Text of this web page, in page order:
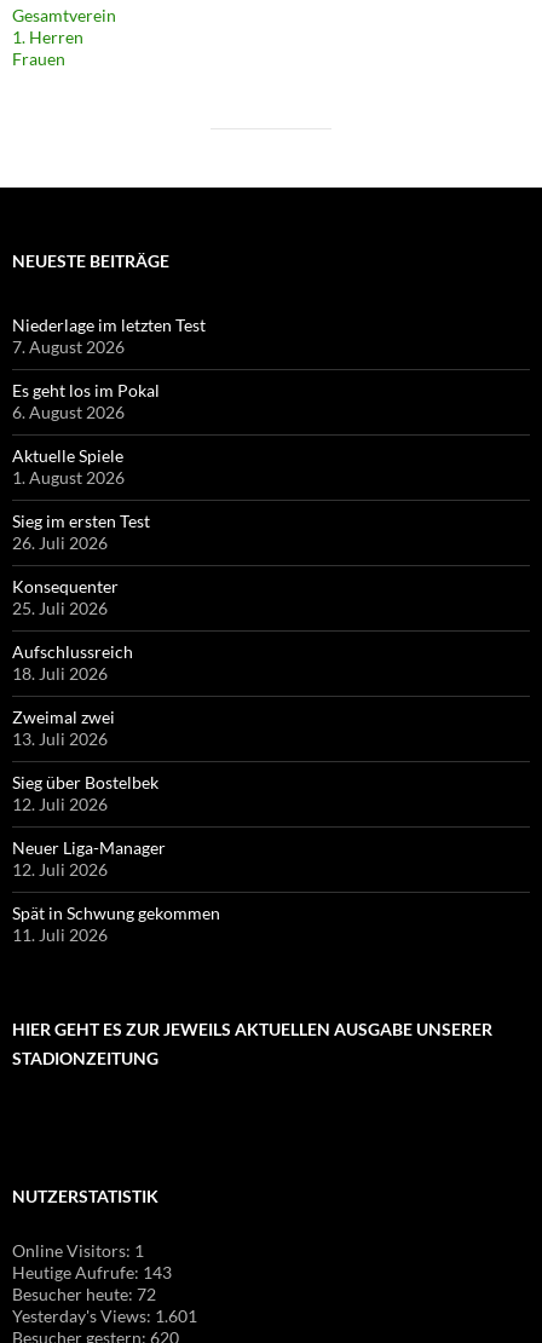
Gesamtverein
1. Herren
Frauen
NEUESTE BEITRÄGE
Niederlage im letzten Test
7. August 2026
Es geht los im Pokal
6. August 2026
Aktuelle Spiele
1. August 2026
Sieg im ersten Test
26. Juli 2026
Konsequenter
25. Juli 2026
Aufschlussreich
18. Juli 2026
Zweimal zwei
13. Juli 2026
Sieg über Bostelbek
12. Juli 2026
Neuer Liga-Manager
12. Juli 2026
Spät in Schwung gekommen
11. Juli 2026
HIER GEHT ES ZUR JEWEILS AKTUELLEN AUSGABE UNSERER
STADIONZEITUNG
NUTZERSTATISTIK
Online Visitors: 1
Heutige Aufrufe: 143
Besucher heute: 72
Yesterday's Views: 1.601
Besucher gestern: 620